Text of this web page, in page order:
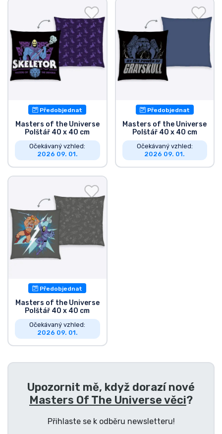
Předobjednat
Masters of the Universe
Polštář 40 x 40 cm
Očekávaný vzhled:
2026 09. 01.
Předobjednat
Masters of the Universe
Polštář 40 x 40 cm
Očekávaný vzhled:
2026 09. 01.
Předobjednat
Masters of the Universe
Polštář 40 x 40 cm
Očekávaný vzhled:
2026 09. 01.
Upozornit mě, když dorazí nové
Masters Of The Universe věci?
Přihlaste se k odběru newsletteru!